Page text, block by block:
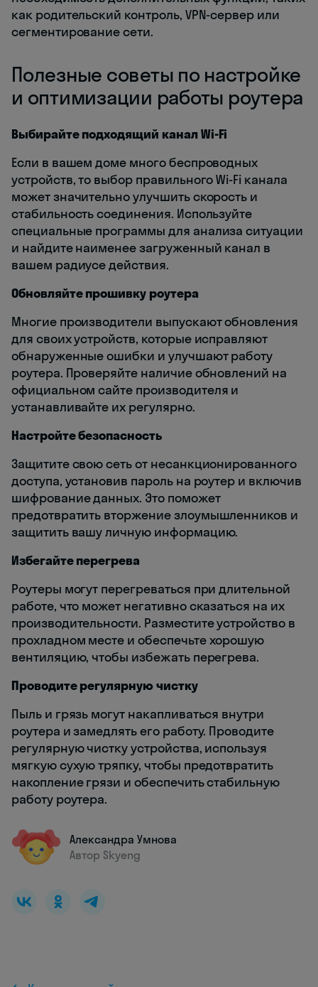
как родительский контроль, VPN-сервер или
сегментирование сети.
Полезные советы по настройке
и оптимизации работы роутера
Выбирайте подходящий канал Wi-Fi
Если в вашем доме много беспроводных
устройств, то выбор правильного Wi-Fi канала
может значительно улучшить скорость и
стабильность соединения. Используйте
специальные программы для анализа ситуации
и найдите наименее загруженный канал в
вашем радиусе действия.
Обновляйте прошивку роутера
Многие производители выпускают обновления
для своих устройств, которые исправляют
обнаруженные ошибки и улучшают работу
роутера. Проверяйте наличие обновлений на
официальном сайте производителя и
устанавливайте их регулярно.
Настройте безопасность
Защитите свою сеть от несанкционированного
доступа, установив пароль на роутер и включив
шифрование данных. Это поможет
предотвратить вторжение злоумышленников и
защитить вашу личную информацию.
Избегайте перегрева
Роутеры могут перегреваться при длительной
работе, что может негативно сказаться на их
производительности. Разместите устройство в
прохладном месте и обеспечьте хорошую
вентиляцию, чтобы избежать перегрева.
Проводите регулярную чистку
Пыль и грязь могут накапливаться внутри
роутера и замедлять его работу. Проводите
регулярную чистку устройства, используя
мягкую сухую тряпку, чтобы предотвратить
накопление грязи и обеспечить стабильную
работу роутера.
Александра Умнова
Автор Skyeng